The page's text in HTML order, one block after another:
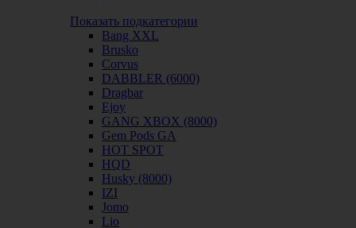
Показать подкатегории
Bang XXL
Brusko
Corvus
DABBLER (6000)
Dragbar
Ejoy
GANG XBOX (8000)
Gem Pods GA
HOT SPOT
HQD
Husky (8000)
IZI
Jomo
Lio